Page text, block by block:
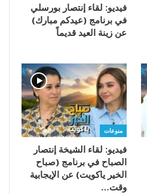
فيديو: لقاء إنتصار بورسلي
في برنامج (عيدكم مبارك)
عن زينة العيد قديماً
منوعات
فيديو: لقاء الشيخة إنتصار
الصباح في برنامج (صباح
الخير ياكويت) عن الإيجابية
وقت…